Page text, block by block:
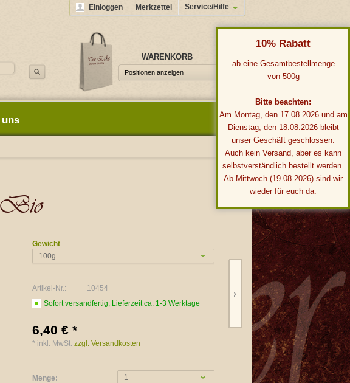
Einloggen Merkzettel Service/Hilfe
WARENKORB
Positionen anzeigen
10% Rabatt
ab eine Gesamtbestellmenge
von 500g
Bitte beachten:
Am Montag, den 17.08.2026 und am
Dienstag, den 18.08.2026 bleibt
unser Geschäft geschlossen.
Auch kein Versand, aber es kann
selbstverständlich bestellt werden.
Ab Mittwoch (19.08.2026) sind wir
wieder für euch da.
uns
Bio
Gewicht
100g
Artikel-Nr.:
10454
Sofort versandfertig, Lieferzeit ca. 1-3 Werktage
6,40 € *
* inkl. MwSt. zzgl. Versandkosten
Menge: 1